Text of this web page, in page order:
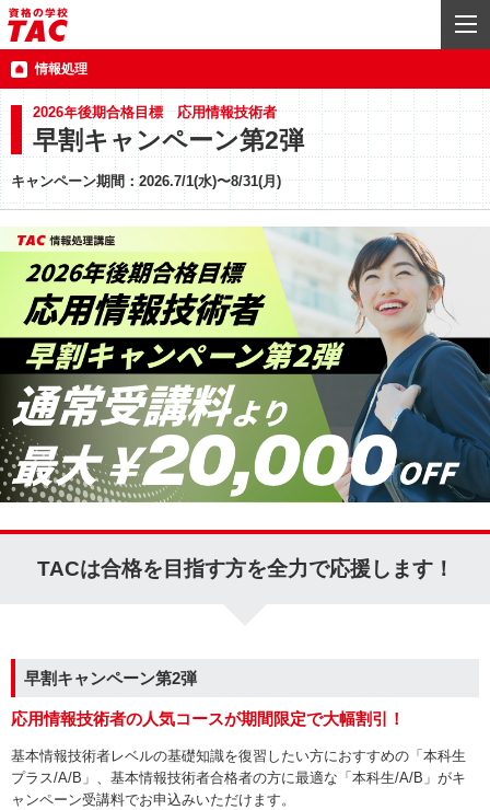
情報処理
2026年後期合格目標 応用情報技術者
早割キャンペーン第2弾
キャンペーン期間：2026.7/1(水)〜8/31(月)
TACは合格を目指す方を全力で応援します！
早割キャンペーン第2弾
応用情報技術者の人気コースが期間限定で大幅割引！
基本情報技術者レベルの基礎知識を復習したい方におすすめの「本科生
プラス/A/B」、基本情報技術者合格者の方に最適な「本科生/A/B」がキ
ャンペーン受講料でお申込みいただけます。